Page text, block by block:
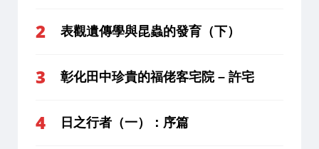
表觀遺傳學與昆蟲的發育（下）
彰化田中珍貴的福佬客宅院 – 許宅
日之行者（一）：序篇